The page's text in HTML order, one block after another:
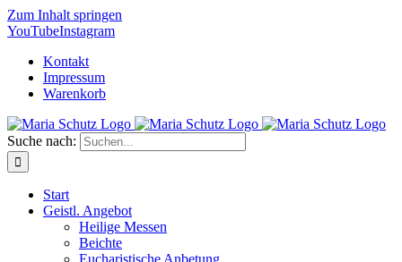
Zum Inhalt springen
YouTubeInstagram
Kontakt
Impressum
Warenkorb
Suche nach:
Start
Geistl. Angebot
Heilige Messen
Beichte
Eucharistische Anbetung